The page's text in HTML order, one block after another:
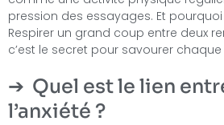
pression des essayages. Et
Respirer un grand coup entre deux
c’est le secret pour savourer
Quel est le lien
l’anxiété ?